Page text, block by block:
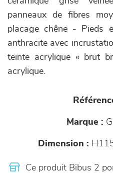
panneaux de fibres
placage chêne - Pieds
anthracite avec
teinte acrylique « brut
acrylique.
Marque :
Dimension :
Ce produit Bibus 2